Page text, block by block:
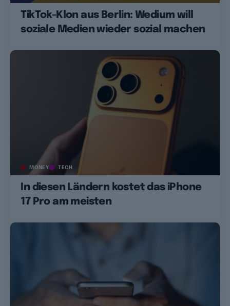
TikTok-Klon aus Berlin: Wedium will
soziale Medien wieder sozial machen
MONEY TECH
In diesen Ländern kostet das iPhone
17 Pro am meisten